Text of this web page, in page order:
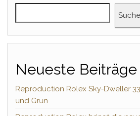
Neueste Beiträge
Reproduction Rolex Sky-Dweller
und Grün